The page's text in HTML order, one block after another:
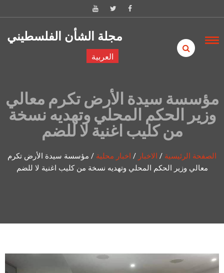
مجلة الشأن الفلسطيني
العربية
مؤسسة سيدة الأرض تكرم معالي
وزير الحكم المحلي وتهديه نسخة
من كليب اغنية لا للضم
الصفحة الرئيسية / الاخبار / اخبار محلية / مؤسسة سيدة الأرض تكرم
معالي وزير الحكم المحلي وتهديه نسخة من كليب اغنية لا للضم